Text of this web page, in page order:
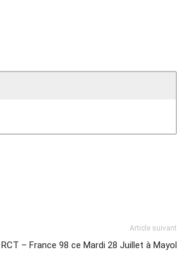
Article suivant
– France 98 ce Mardi 28 Juillet à Mayol